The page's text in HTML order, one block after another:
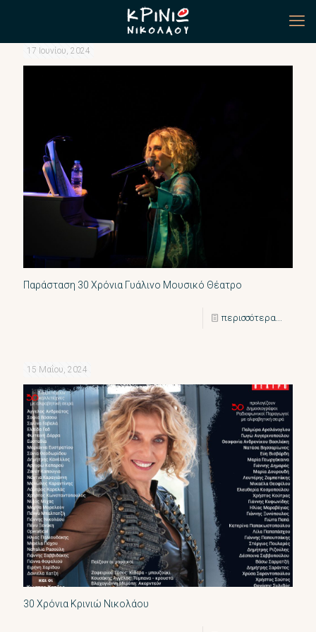
17 Ιουνίου, 2024
Παράσταση 30 Χρόνια Γυάλινο Μουσικό Θέατρο
περισσότερα...
15 Μαΐου, 2024
30 Χρόνια Κρινιώ Νικολάου